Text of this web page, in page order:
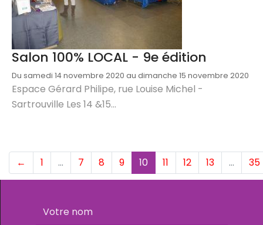
Salon 100% LOCAL - 9e édition
Du samedi 14 novembre 2020 au dimanche 15 novembre 2020
Espace Gérard Philipe, rue Louise Michel -
Sartrouville Les 14 &15...
← 1 … 7 8 9 10(current)
11 12 13 … 35